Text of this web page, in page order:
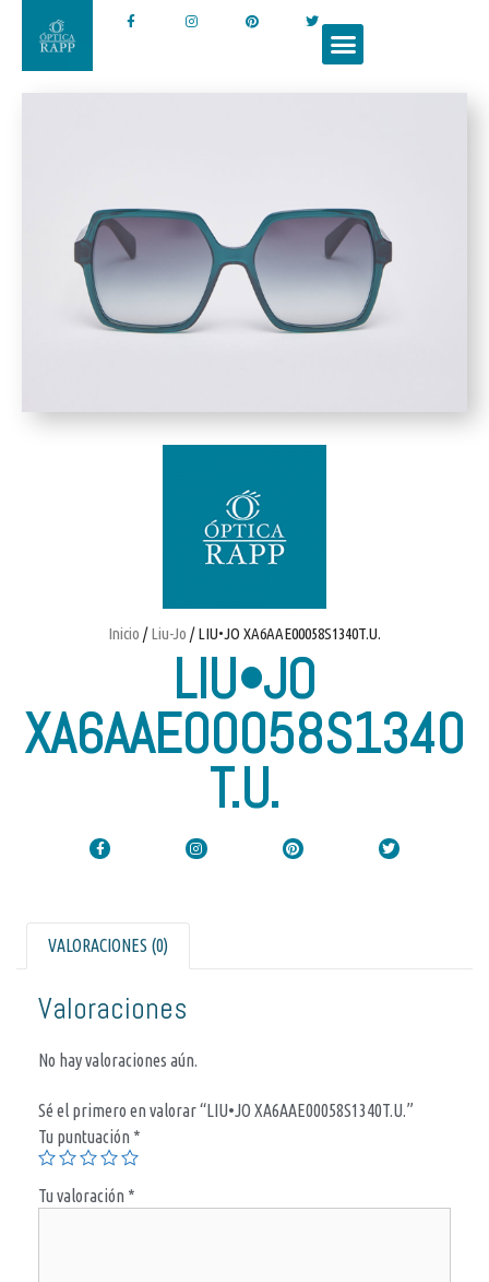
Inicio /Liu-Jo / LIU•JO XA6AAE00058S1340T.U.
LIU•JO
XA6AAE00058S1340
T.U.
VALORACIONES (0)
Valoraciones
No hay valoraciones aún.
Sé el primero en valorar “LIU•JO XA6AAE00058S1340T.U.”
Tu puntuación *
Tu valoración *